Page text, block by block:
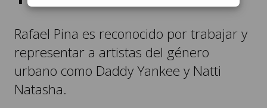
Rafael Pina es reconocido por trabajar y
representar a artistas del género
urbano como Daddy Yankee y Natti
Natasha.